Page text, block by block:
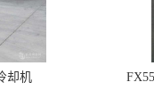
却机